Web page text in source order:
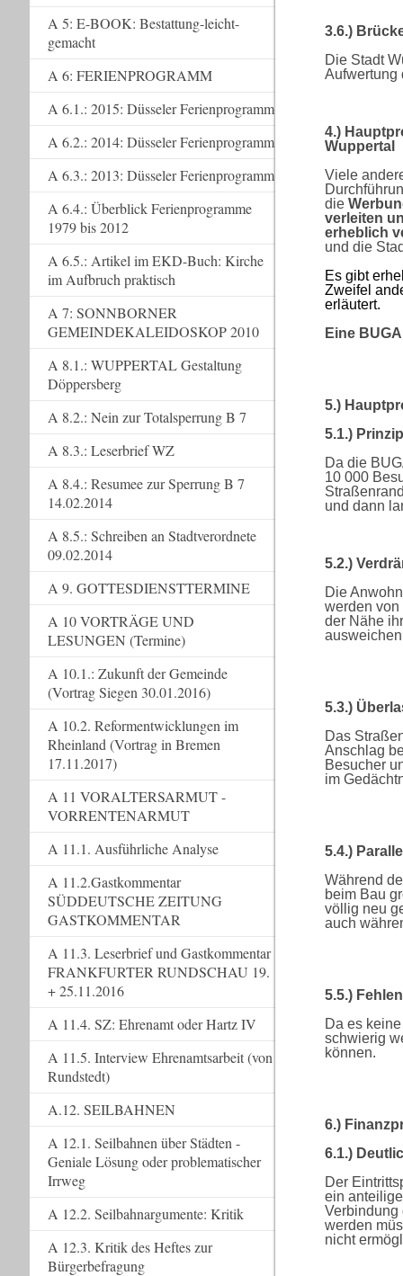
3.6.)
Die Stadt
Aufwertung
4.)
Wuppertal
Viele
die
verleiten
erheblich
und die
Es gibt
Zweifel
erläutert.
Eine
5.)
5.1.)
Da die
10 000
und dann
5.2.)
Die
werden von
der Nähe
5.3.)
Das
Anschlag
Besucher
im
5.4.)
Während
beim Bau
völlig neu
auch
5.5.)
Da es
schwierig
können.
6.)
6.1.)
Der
ein
Verbindung
werden
nicht
A 5: E-BOOK: Bestattung-leicht-
gemacht
A 6: FERIENPROGRAMM
A 6.1.: 2015: Düsseler Ferienprogramm
A 6.2.: 2014: Düsseler Ferienprogramm
A 6.3.: 2013: Düsseler Ferienprogramm
A 6.4.: Überblick Ferienprogramme
1979 bis 2012
A 6.5.: Artikel im EKD-Buch: Kirche
im Aufbruch praktisch
A 7: SONNBORNER
GEMEINDEKALEIDOSKOP 2010
A 8.1.: WUPPERTAL Gestaltung
Döppersberg
A 8.2.: Nein zur Totalsperrung B 7
A 8.3.: Leserbrief WZ
A 8.4.: Resumee zur Sperrung B 7
14.02.2014
A 8.5.: Schreiben an Stadtverordnete
09.02.2014
A 9. GOTTESDIENSTTERMINE
A 10 VORTRÄGE UND
LESUNGEN (Termine)
A 10.1.: Zukunft der Gemeinde
(Vortrag Siegen 30.01.2016)
A 10.2. Reformentwicklungen im
Rheinland (Vortrag in Bremen
17.11.2017)
A 11 VORALTERSARMUT -
VORRENTENARMUT
A 11.1. Ausführliche Analyse
A 11.2.Gastkommentar
SÜDDEUTSCHE ZEITUNG
GASTKOMMENTAR
A 11.3. Leserbrief und Gastkommentar
FRANKFURTER RUNDSCHAU 19.
+ 25.11.2016
A 11.4. SZ: Ehrenamt oder Hartz IV
A 11.5. Interview Ehrenamtsarbeit (von
Rundstedt)
A.12. SEILBAHNEN
A 12.1. Seilbahnen über Städten -
Geniale Lösung oder problematischer
Irrweg
A 12.2. Seilbahnargumente: Kritik
A 12.3. Kritik des Heftes zur
Bürgerbefragung